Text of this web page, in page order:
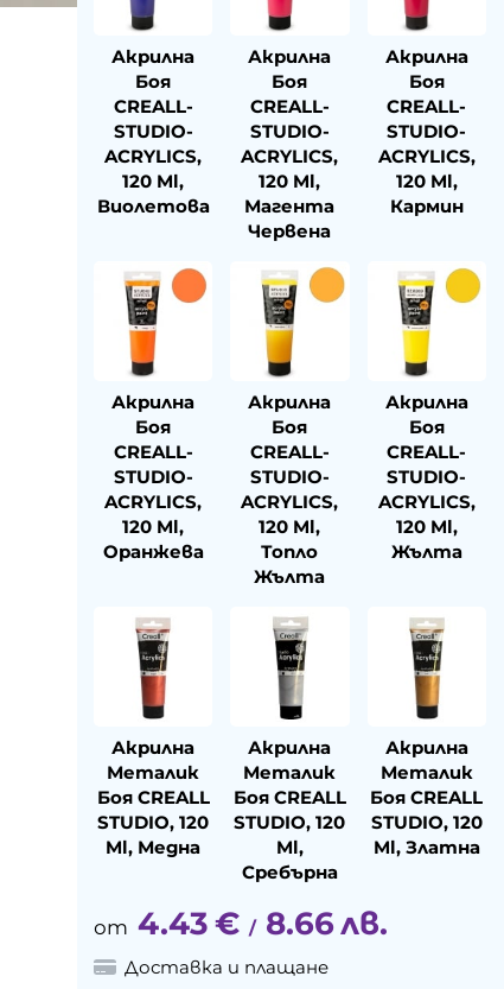
Акрилна
Боя
CREALL-
STUDIO-
ACRYLICS,
120 Ml,
Виолетова
Акрилна
Боя
CREALL-
STUDIO-
ACRYLICS,
120 Ml,
Магента
Червена
Акрилна
Боя
CREALL-
STUDIO-
ACRYLICS,
120 Ml,
Кармин
Акрилна
Боя
CREALL-
STUDIO-
ACRYLICS,
120 Ml,
Оранжева
Акрилна
Боя
CREALL-
STUDIO-
ACRYLICS,
120 Ml,
Топло
Жълта
Акрилна
Боя
CREALL-
STUDIO-
ACRYLICS,
120 Ml,
Жълта
Акрилна
Металик
Боя CREALL
STUDIO, 120
Ml, Медна
Акрилна
Металик
Боя CREALL
STUDIO, 120
Ml,
Сребърна
Акрилна
Металик
Боя CREALL
STUDIO, 120
Ml, Златна
4.43€ / 8.66лв.
Доставка и плащане